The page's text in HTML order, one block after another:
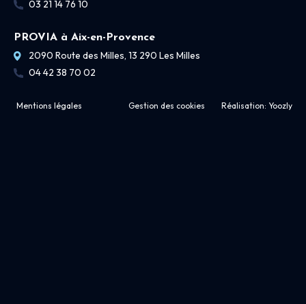
03 21 14 76 10
PROVIA à Aix-en-Provence
2090 Route des Milles, 13 290 Les Milles
04 42 38 70 02
Mentions légales Gestion des cookies Réalisation: Yoozly